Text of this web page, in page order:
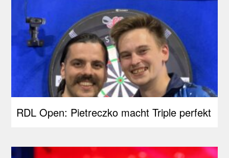
RDL Open: Pietreczko macht Triple perfekt